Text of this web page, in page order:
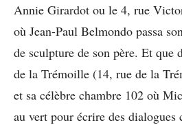
Annie Girardot ou le 4, rue
où Jean-Paul Belmondo passa
de sculpture de son père. Et que
de la Trémoille (14, rue de la
et sa célèbre chambre 102 où
au vert pour écrire des dialogues